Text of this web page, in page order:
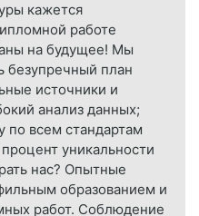
кажется
работе
на будущее! Мы
безупречный план
источники и
анализ данных;
по всем стандартам
уникальности
нас? Опытные
образованием и
работ. Соблюдение